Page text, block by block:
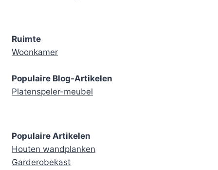
Ruimte
Woonkamer
Populaire Blog-Artikelen
Platenspeler-meubel
Populaire Artikelen
Houten wandplanken
Garderobekast